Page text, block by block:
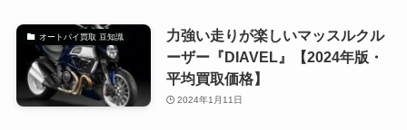
オートバイ買取 豆知識
力強い走りが楽しいマッスルクル
ーザー『DIAVEL』【2024年版・
平均買取価格】
2024年1月11日